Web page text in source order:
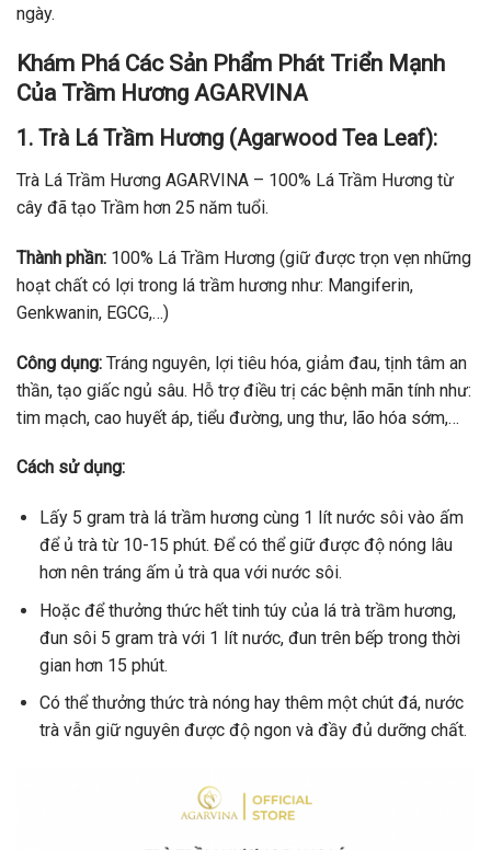
ngày.
Khám Phá Các Sản Phẩm Phát Triển Mạnh
Của Trầm Hương AGARVINA
1. Trà Lá Trầm Hương (Agarwood Tea Leaf):
Trà Lá Trầm Hương AGARVINA – 100% Lá Trầm Hương từ
cây đã tạo Trầm hơn 25 năm tuổi.
Thành phần: 100% Lá Trầm Hương (giữ được trọn vẹn những
hoạt chất có lợi trong lá trầm hương như: Mangiferin,
Genkwanin, EGCG,…)
Công dụng: Tráng nguyên, lợi tiêu hóa, giảm đau, tịnh tâm an
thần, tạo giấc ngủ sâu. Hỗ trợ điều trị các bệnh mãn tính như:
tim mạch, cao huyết áp, tiểu đường, ung thư, lão hóa sớm,…
Cách sử dụng:
Lấy 5 gram trà lá trầm hương cùng 1 lít nước sôi vào ấm
để ủ trà từ 10-15 phút. Để có thể giữ được độ nóng lâu
hơn nên tráng ấm ủ trà qua với nước sôi.
Hoặc để thưởng thức hết tinh túy của lá trà trầm hương,
đun sôi 5 gram trà với 1 lít nước, đun trên bếp trong thời
gian hơn 15 phút.
Có thể thưởng thức trà nóng hay thêm một chút đá, nước
trà vẫn giữ nguyên được độ ngon và đầy đủ dưỡng chất.